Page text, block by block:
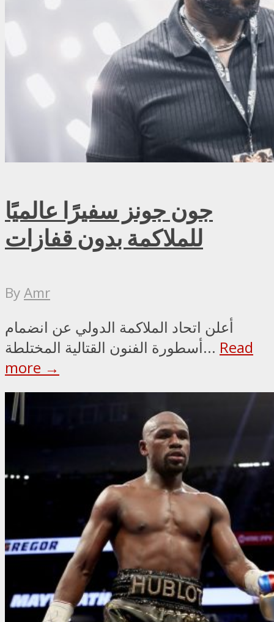
جون جونز سفيرًا عالميًا
للملاكمة بدون قفازات
ByAmr
أعلن اتحاد الملاكمة الدولي عن انضمام
أسطورة الفنون القتالية المختلطة... Read
more →